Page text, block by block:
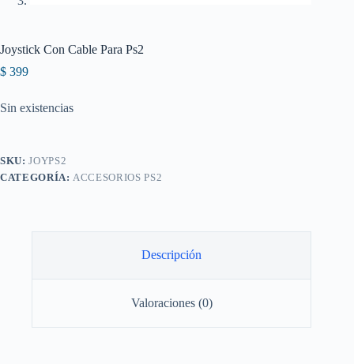
Joystick Con Cable Para Ps2
$ 399
Sin existencias
SKU:JOYPS2
CATEGORÍA: ACCESORIOS PS2
Descripción
Valoraciones (0)